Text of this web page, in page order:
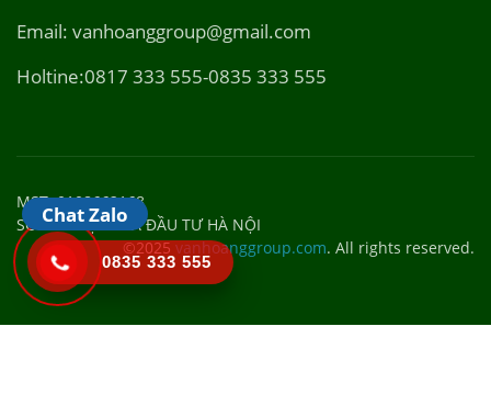
Email: vanhoanggroup@gmail.com
Holtine:0817 333 555-0835 333 555
MST: 0108662168
SỞ KẾ HOẠCH VÀ ĐẦU TƯ HÀ NỘI
©2025 vanhoanggroup.com. All rights reserved.
Chat Zalo
0835 333 555